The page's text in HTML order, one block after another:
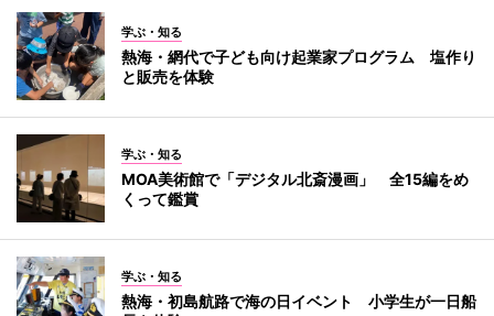
学ぶ・知る
熱海・網代で子ども向け起業家プログラム 塩作り
と販売を体験
学ぶ・知る
MOA美術館で「デジタル北斎漫画」 全15編をめ
くって鑑賞
学ぶ・知る
熱海・初島航路で海の日イベント 小学生が一日船